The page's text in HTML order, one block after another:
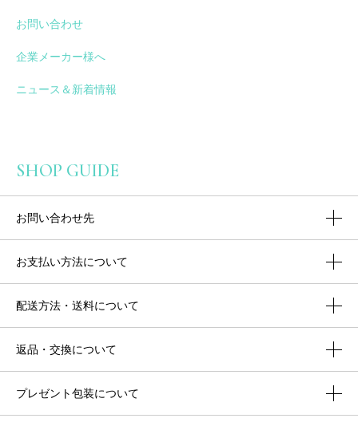
お問い合わせ
企業メーカー様へ
ニュース＆新着情報
SHOP GUIDE
お問い合わせ先
お支払い方法について
配送方法・送料について
返品・交換について
プレゼント包装について